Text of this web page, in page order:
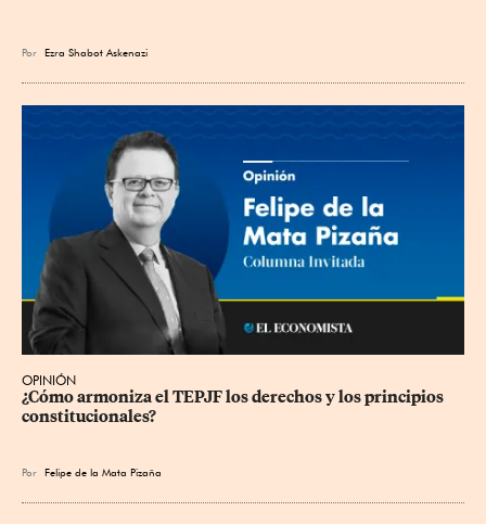
Por Ezra Shabot Askenazi
OPINIÓN
¿Cómo armoniza el TEPJF los derechos y los principios
constitucionales?
Por Felipe de la Mata Pizaña